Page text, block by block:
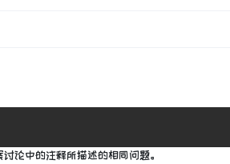
论中的注释所描述的相同问题。